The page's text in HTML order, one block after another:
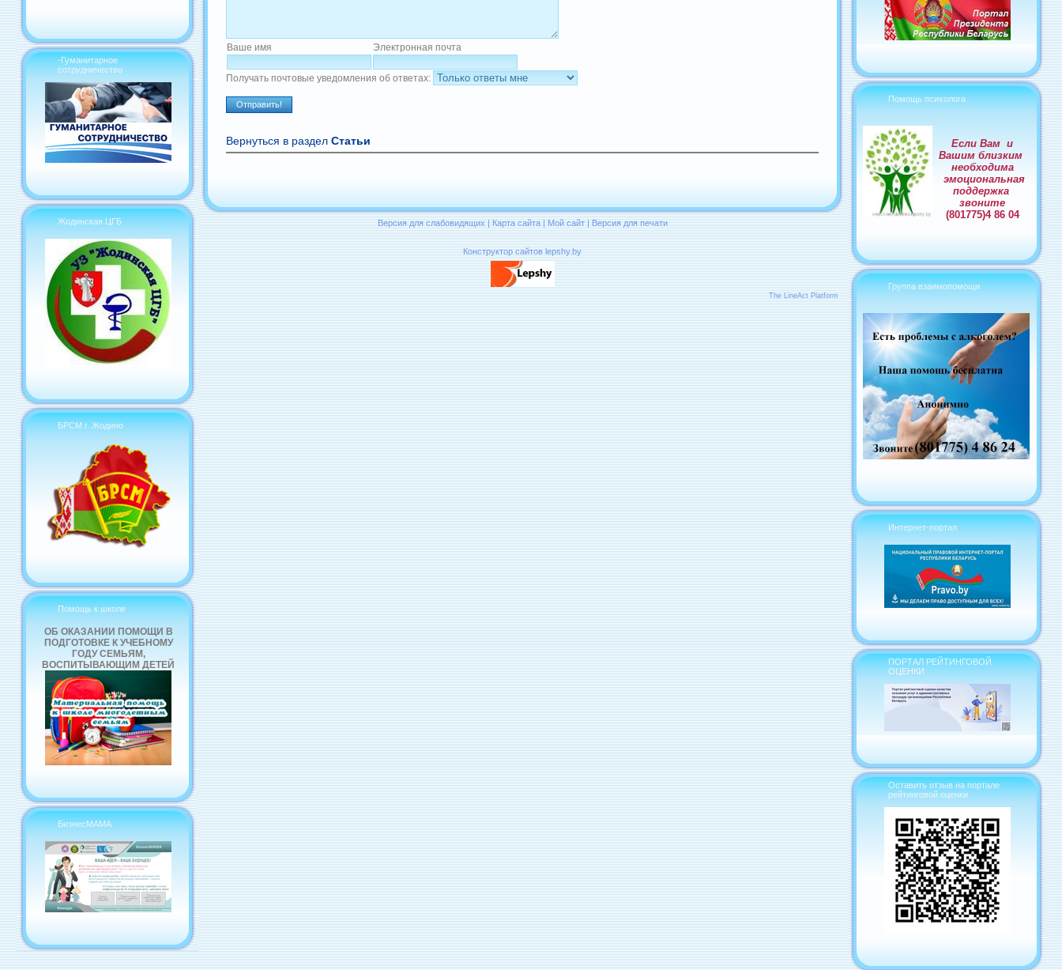
-Гуманитарное
сотрудничество
Жодинская ЦГБ
БРСМ г. Жодино
Помощь к школе
ОБ ОКАЗАНИИ ПОМОЩИ В
ПОДГОТОВКЕ К УЧЕБНОМУ
ГОДУ СЕМЬЯМ,
ВОСПИТЫВАЮЩИМ ДЕТЕЙ
БизнесМАМА
Ваше имя Электронная почта
Получать почтовые уведомления об ответах:
Вернуться в раздел Статьи
Версия для слабовидящих | Карта сайта | Мой сайт | Версия для печати
Конструктор сайтов lepshy.by
The LineAct Platform
Помощь психолога
Если Вам и
Вашим близким
необходима
эмоциональная
поддержка
звоните
(801775)4 86 04
Группа взаимопомощи
Интернет-портал
ПОРТАЛ РЕЙТИНГОВОЙ
ОЦЕНКИ
Оставить отзыв на портале
рейтинговой оценки